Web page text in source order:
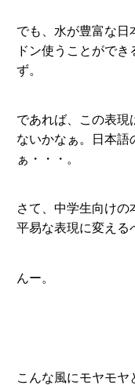
でも、水が豊富な日
ドン使うことがで
ず。
であれば、この表現
ないかなぁ。日本語
ぁ・・・。
さて、中学生向けの
平易な表現に変える
んー。
こんな風にモヤモヤ